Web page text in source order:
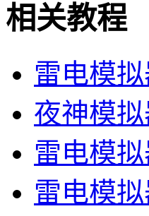
相关教程
雷电模
夜神模
雷电模
雷电模